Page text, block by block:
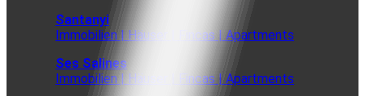
Santanyi
Immobilien | Häuser | Fincas | Apartments
Ses Salines
Immobilien | Häuser | Fincas | Apartments